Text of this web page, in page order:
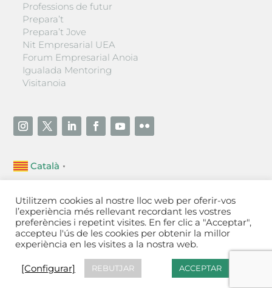
Professions de futur
Prepara’t
Prepara’t Jove
Nit Empresarial UEA
Forum Empresarial Anoia
Igualada Mentoring
Visitanoia
Català ▼
Unió Empresarial de l’Anoia (UEA)
Ctra. de Manresa, 131, 08700 – Igualada(Barcelona)
Tel 93 805 22 92
Contactar
Política
de cookies [Configurar]
Fet a Igualada per Aladetres
Utilitzem cookies al nostre lloc web per oferir-vos
l’experiència més rellevant recordant les vostres
preferències i repetint visites. En fer clic a "Acceptar",
accepteu l'ús de les cookies per obtenir la millor
experiència en les visites a la nostra web.
[Configurar] REBUTJAR ACCEPTAR